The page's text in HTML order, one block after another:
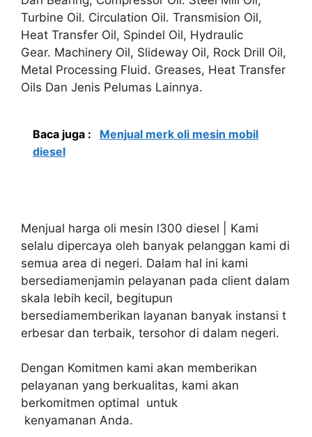
Turbine Oil. Circulation Oil. Transmision Oil,
Heat Transfer Oil, Spindel Oil, Hydraulic
Gear. Machinery Oil, Slideway Oil, Rock Drill Oil,
Metal Processing Fluid. Greases, Heat Transfer
Oils Dan Jenis Pelumas Lainnya.
Baca juga :
Menjual merk oli mesin mobil
diesel
Menjual harga oli mesin l300 diesel | Kami
selalu dipercaya oleh banyak pelanggan kami di
semua area di negeri. Dalam hal ini kami
bersediamenjamin pelayanan pada client dalam
skala lebih kecil, begitupun
bersediamemberikan layanan banyak instansi t
erbesar dan terbaik, tersohor di dalam negeri.
Dengan Komitmen kami akan memberikan
pelayanan yang berkualitas, kami akan
berkomitmen optimal untuk
kenyamanan Anda.